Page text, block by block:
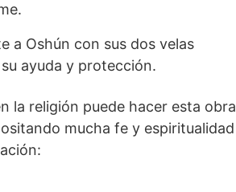
a Oshún con sus dos velas
ayuda y protección.
la religión puede hacer esta obra
mucha fe y espiritualidad